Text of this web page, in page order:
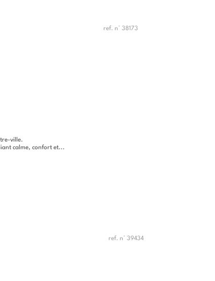
ref. n° 38173
ville.
calme, confort et...
ref. n° 39434